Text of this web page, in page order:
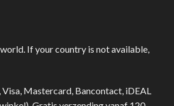
If your country is not available,
Visa, Mastercard, Bancontact, iDEAL